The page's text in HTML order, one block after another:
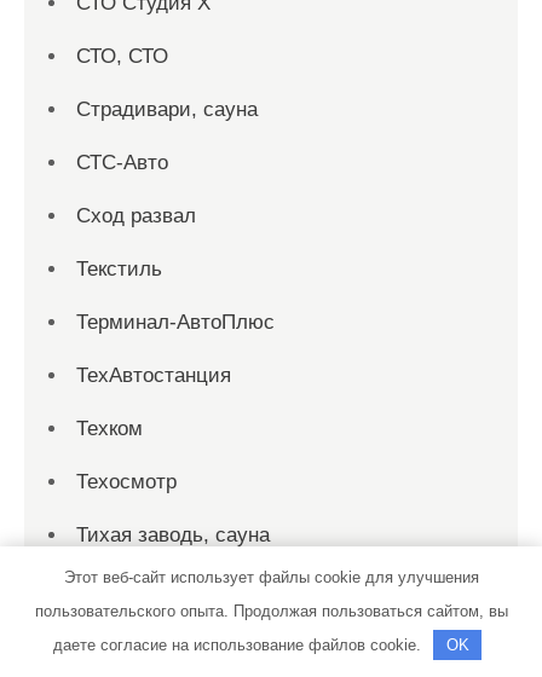
СТО, СТО
Страдивари, сауна
СТС-Авто
Сход развал
Текстиль
Терминал-АвтоПлюс
ТехАвтостанция
Техком
Техосмотр
Тихая заводь, сауна
Тортила, банно-оздоровительный
комплекс
Этот веб-сайт использует файлы cookie для улучшения
пользовательского опыта. Продолжая пользоваться сайтом, вы
даете согласие на использование файлов cookie.
OK